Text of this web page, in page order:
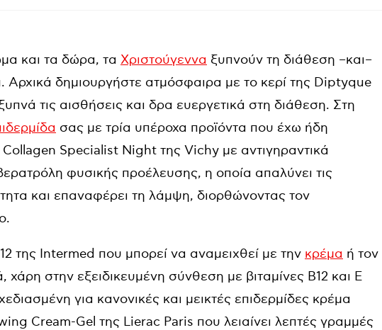
και τα δώρα, τα Χριστούγεννα ξυπνούν τη διάθεση –και–
Αρχικά δημιουργήστε ατμόσφαιρα με το κερί της Diptyque
τις αισθήσεις και δρα ευεργετικά στη διάθεση. Στη
σας με τρία υπέροχα προϊόντα που έχω ήδη
Specialist Night της Vichy με αντιγηραντικά
φυσικής προέλευσης, η οποία απαλύνει τις
και επαναφέρει τη λάμψη, διορθώνοντας τον
της Intermed που μπορεί να αναμειχθεί με την κρέμα ή τον
στην εξειδικευμένη σύνθεση με βιταμίνες Β12 και Ε
για κανονικές και μεικτές επιδερμίδες κρέμα
Cream-Gel της Lierac Paris που λειαίνει λεπτές γραμμές